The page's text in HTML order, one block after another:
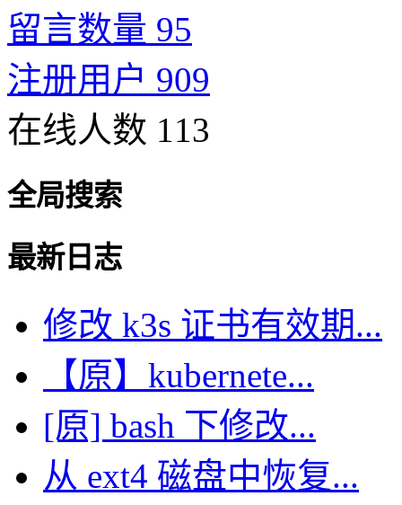
留言数量 95
注册用户 909
在线人数 113
全局搜索
最新日志
修改 k3s 证书有效期...
【原】kubernete...
[原] bash 下修改...
从 ext4 磁盘中恢复...